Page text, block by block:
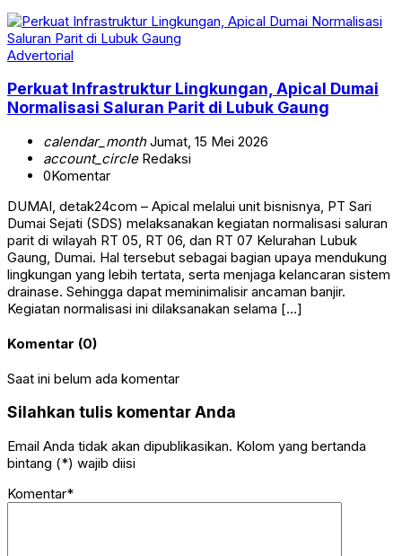
Advertorial
Perkuat Infrastruktur Lingkungan, Apical Dumai
Normalisasi Saluran Parit di Lubuk Gaung
calendar_monthJumat, 15 Mei 2026
account_circleRedaksi
0Komentar
DUMAI, detak24com – Apical melalui unit bisnisnya, PT Sari
Dumai Sejati (SDS) melaksanakan kegiatan normalisasi saluran
parit di wilayah RT 05, RT 06, dan RT 07 Kelurahan Lubuk
Gaung, Dumai. Hal tersebut sebagai bagian upaya mendukung
lingkungan yang lebih tertata, serta menjaga kelancaran sistem
drainase. Sehingga dapat meminimalisir ancaman banjir.
Kegiatan normalisasi ini dilaksanakan selama […]
Komentar (0)
Saat ini belum ada komentar
Silahkan tulis komentar Anda
Email Anda tidak akan dipublikasikan. Kolom yang bertanda
bintang (*) wajib diisi
Komentar*